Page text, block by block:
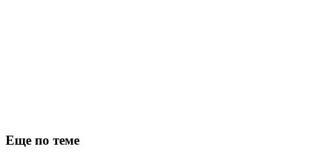
Еще по теме